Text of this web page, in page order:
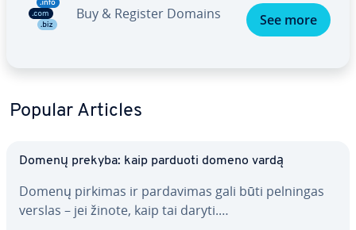
Buy & Register Domains See more
Popular Articles
Domenų prekyba: kaip parduoti domeno vardą
Domenų pirkimas ir par­da­vi­mas gali būti pelningas
verslas – jei žinote, kaip tai daryti.…